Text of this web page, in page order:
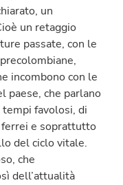
un
un retaggio
passate, con le
incombono con le
paese, che parlano
favolosi, di
e soprattutto
del ciclo vitale.
che
dell’attualità